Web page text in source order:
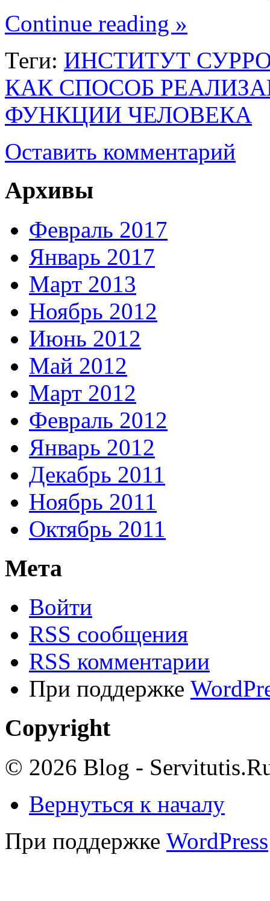
Continue reading »
Теги: ИНСТИТУТ
КАК СПОСОБ
ФУНКЦИИ ЧЕЛОВЕКА
Оставить комментарий
Архивы
Февраль 2017
Январь 2017
Март 2013
Ноябрь 2012
Июнь 2012
Май 2012
Март 2012
Февраль 2012
Январь 2012
Декабрь 2011
Ноябрь 2011
Октябрь 2011
Мета
Войти
RSS сообщения
RSS комментарии
При поддержке
Copyright
© 2026 Blog -
Вернуться к началу
При поддержке WordPress